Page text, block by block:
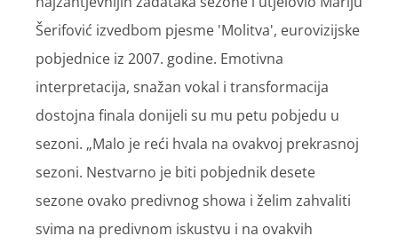
Šerifović izvedbom pjesme 'Molitva', eurovizijske
pobjednice iz 2007. godine. Emotivna
interpretacija, snažan vokal i transformacija
dostojna finala donijeli su mu petu pobjedu u
sezoni. „Malo je reći hvala na ovakvoj prekrasnoj
sezoni. Nestvarno je biti pobjednik desete
sezone ovako predivnog showa i želim zahvaliti
svima na predivnom iskustvu i na ovakvih